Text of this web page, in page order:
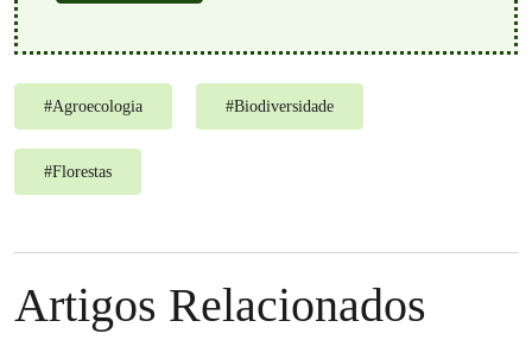
#Agroecologia #Biodiversidade
#Florestas
Artigos Relacionados